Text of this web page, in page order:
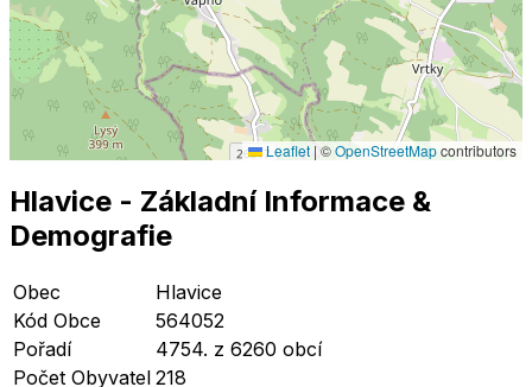
Leaflet | ©OpenStreetMapcontributors
Hlavice - Základní Informace &
Demografie
Obec
Hlavice
Kód Obce
564052
Pořadí
4754. z 6260 obcí
Počet Obyvatel 218